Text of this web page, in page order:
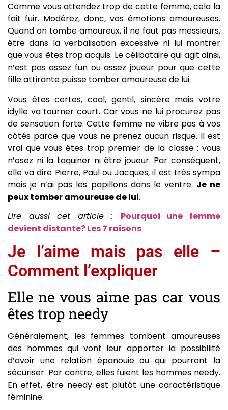
Comme vous attendez trop de cette femme, cela la
fait fuir. Modérez, donc, vos émotions amoureuses.
Quand on tombe amoureux, il ne faut pas messieurs,
être dans la verbalisation excessive ni lui montrer
que vous êtes trop acquis. Le célibataire qui agit ainsi,
n’est pas assez fun ou assez joueur pour que cette
fille attirante puisse tomber amoureuse de lui.
Vous êtes certes, cool, gentil, sincère mais votre
idylle va tourner court. Car vous ne lui procurez pas
de sensation forte. Cette femme ne vibre pas à vos
côtés parce que vous ne prenez aucun risque. Il est
vrai que vous êtes trop premier de la classe : vous
n’osez ni la taquiner ni être joueur. Par conséquent,
elle va dire Pierre, Paul ou Jacques, il est très sympa
mais je n’ai pas les papillons dans le ventre. Je ne
peux tomber amoureuse de lui.
Lire aussi cet article : Pourquoi une femme
devient distante? Les 7 raisons
Je l’aime mais pas elle –
Comment l’expliquer
Elle ne vous aime pas car vous
êtes trop needy
Généralement, les femmes tombent amoureuses
des hommes qui vont leur apporter la possibilité
d’avoir une relation épanouie ou qui pourront la
sécuriser. Par contre, elles fuient les hommes needy.
En effet, être needy est plutôt une caractéristique
féminine.